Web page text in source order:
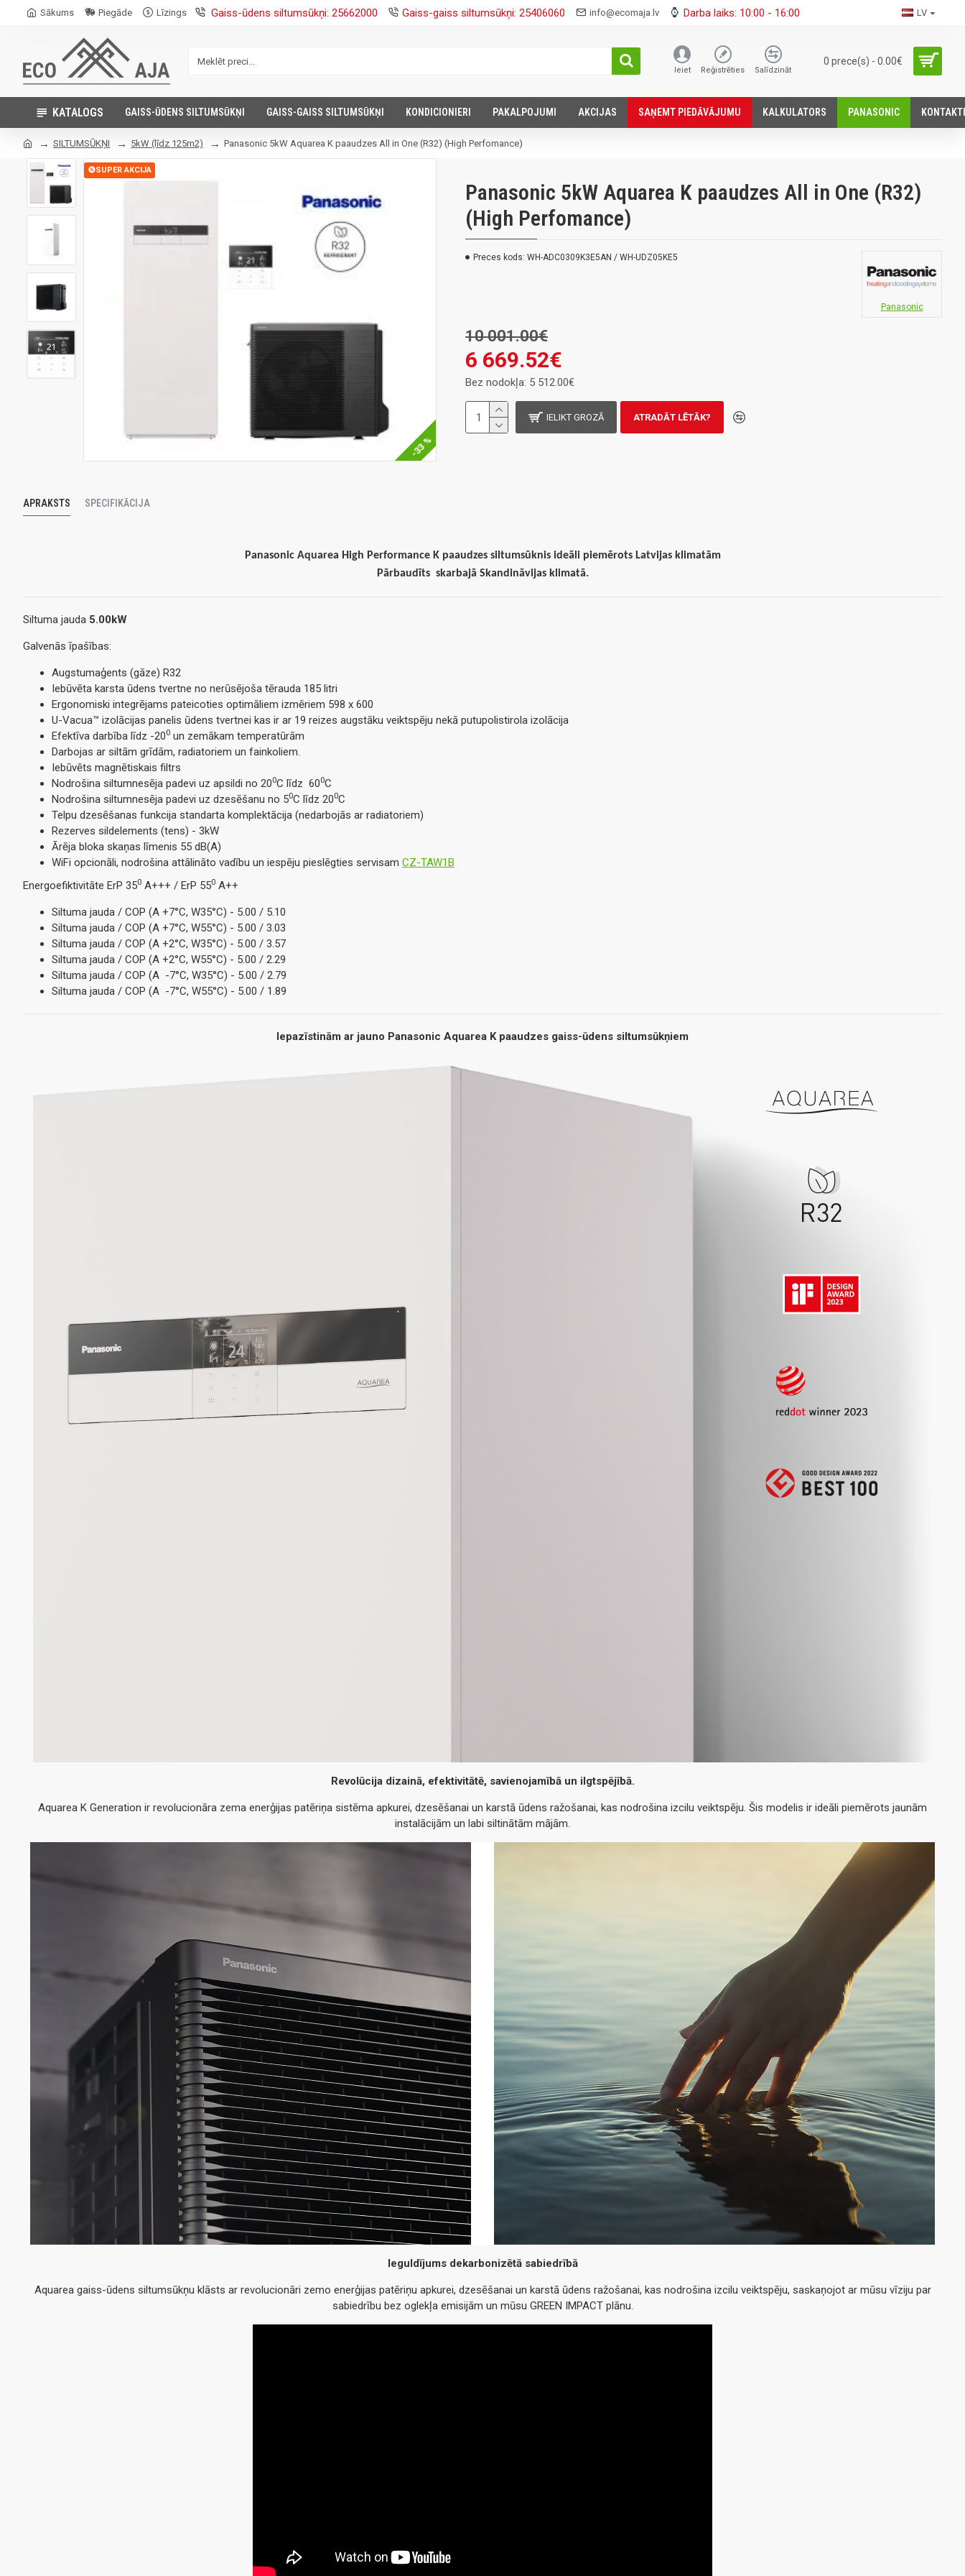
Sākums Piegāde Līzings Gaiss-ūdens siltumsūkņi: 25662000 Gaiss-gaiss siltumsūkņi: 25406060 info@ecomaja.lv Darba laiks: 10:00 - 16:00 LV
Ieiet Reģistrēties Salīdzināt
0 prece(s) - 0.00€
KATALOGS GAISS-ŪDENS SILTUMSŪKŅI GAISS-GAISS SILTUMSŪKŅI KONDICIONIERI PAKALPOJUMI AKCIJAS SАŅEMT PIEDĀVĀJUMU KALKULATORS PANASONIC KONTAKTI
SILTUMSŪKŅI 5kW (līdz 125m2) Panasonic 5kW Aquarea K paaudzes All in One (R32) (High Perfomance)
SUPER AKCIJA
-33 %
Panasonic 5kW Aquarea K paaudzes All in One (R32)
(High Perfomance)
Preces kods: WH-ADC0309K3E5AN / WH-UDZ05KE5
Panasonic
6 669.52€
10 001.00€
Bez nodokļa: 5 512.00€
IELIKT GROZĀ ATRADĀT LĒTĀK?
APRAKSTS SPECIFIKĀCIJA
Panasonic Aquarea High Performance K paaudzes siltumsūknis ideāli piemērots Latvijas klimatām
Pārbaudīts skarbajā Skandināvijas klimatā.
Siltuma jauda 5.00kW
Galvenās īpašības:
Augstumaģents (gāze) R32
Iebūvēta karsta ūdens tvertne no nerūsējoša tērauda 185 litri
Ergonomiski integrējams pateicoties optimāliem izmēriem 598 x 600
U-Vacua™ izolācijas panelis ūdens tvertnei kas ir ar 19 reizes augstāku veiktspēju nekā putupolistirola izolācija
Efektīva darbība līdz -200 un zemākam temperatūrām
Darbojas ar siltām grīdām, radiatoriem un fainkoliem.
Iebūvēts magnētiskais filtrs
Nodrošina siltumnesēja padevi uz apsildi no 200C līdz 600C
Nodrošina siltumnesēja padevi uz dzesēšanu no 50C līdz 200C
Telpu dzesēšanas funkcija standarta komplektācija (nedarbojās ar radiatoriem)
Rezerves sildelements (tens) - 3kW
Ārēja bloka skaņas līmenis 55 dB(A)
WiFi opcionāli, nodrošina attālināto vadību un iespēju pieslēgties servisam CZ-TAW1B
Energoefiktivitāte ErP 350 A+++ / ErP 550 A++
Siltuma jauda / COP (A +7°C, W35°C) - 5.00 / 5.10
Siltuma jauda / COP (A +7°C, W55°C) - 5.00 / 3.03
Siltuma jauda / COP (A +2°C, W35°C) - 5.00 / 3.57
Siltuma jauda / COP (A +2°C, W55°C) - 5.00 / 2.29
Siltuma jauda / COP (A -7°C, W35°C) - 5.00 / 2.79
Siltuma jauda / COP (A -7°C, W55°C) - 5.00 / 1.89
Iepazīstinām ar jauno Panasonic Aquarea K paaudzes gaiss-ūdens siltumsūkņiem
Revolūcija dizainā, efektivitātē, savienojamībā un ilgtspējībā.
Aquarea K Generation ir revolucionāra zema enerģijas patēriņa sistēma apkurei, dzesēšanai un karstā ūdens ražošanai, kas nodrošina izcilu veiktspēju. Šis modelis ir ideāli piemērots jaunām
instalācijām un labi siltinātām mājām.
Ieguldījums dekarbonizētā sabiedrībā
Aquarea gaiss-ūdens siltumsūkņu klāsts ar revolucionāri zemo enerģijas patēriņu apkurei, dzesēšanai un karstā ūdens ražošanai, kas nodrošina izcilu veiktspēju, saskaņojot ar mūsu vīziju par
sabiedrību bez oglekļa emisijām un mūsu GREEN IMPACT plānu.